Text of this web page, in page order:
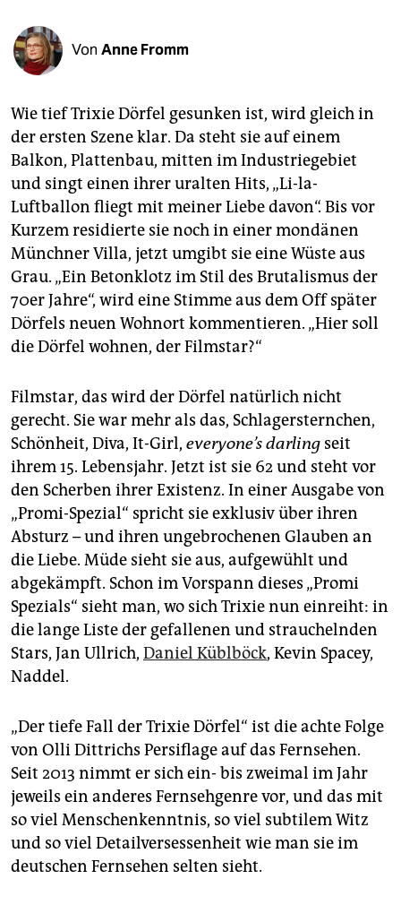
shop
fragen & hilfe
unterstützen
abo
genossenschaft
epaper login
Von Anne Fromm
Wie tief Trixie Dörfel gesunken ist, wird gleich in
der ersten Szene klar. Da steht sie auf einem
Balkon, Plattenbau, mitten im Industriegebiet
und singt einen ihrer uralten Hits, „Li-la-
Luftballon fliegt mit meiner Liebe davon“. Bis vor
Kurzem residierte sie noch in einer mondänen
Münchner Villa, jetzt umgibt sie eine Wüste aus
Grau. „Ein Betonklotz im Stil des Brutalismus der
70er Jahre“, wird eine Stimme aus dem Off später
Dörfels neuen Wohnort kommentieren. „Hier soll
die Dörfel wohnen, der Filmstar?“
Filmstar, das wird der Dörfel natürlich nicht
gerecht. Sie war mehr als das, Schlagersternchen,
Schönheit, Diva, It-Girl, everyone’s darling seit
ihrem 15. Lebensjahr. Jetzt ist sie 62 und steht vor
den Scherben ihrer Existenz. In einer Ausgabe von
„Promi-Spezial“ spricht sie exklusiv über ihren
Absturz – und ihren ungebrochenen Glauben an
die Liebe. Müde sieht sie aus, aufgewühlt und
abgekämpft. Schon im Vorspann dieses „Promi
Spezials“ sieht man, wo sich Trixie nun einreiht: in
die lange Liste der gefallenen und strauchelnden
Stars, Jan Ullrich, Daniel Küblböck, Kevin Spacey,
Naddel.
„Der tiefe Fall der Trixie Dörfel“ ist die achte Folge
von Olli Dittrichs Persiflage auf das Fernsehen.
Seit 2013 nimmt er sich ein- bis zweimal im Jahr
jeweils ein anderes Fernsehgenre vor, und das mit
so viel Menschenkenntnis, so viel subtilem Witz
und so viel Detailversessenheit wie man sie im
deutschen Fernsehen selten sieht.